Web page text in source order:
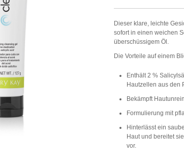
Dieser klare, leichte
sofort in einen weichen
überschüssigem Öl.
Die Vorteile auf einem
Enthält 2 %
Hautzellen aus den
Bekämpft
Formulierung mit
Hinterlässt ein
Haut und bereitet
vor.